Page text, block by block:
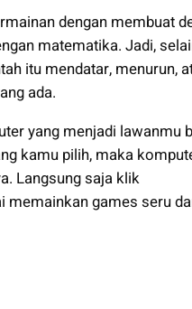
dengan membuat
matematika. Jadi,
itu mendatar, menurun,
ada.
yang menjadi lawanmu
kamu pilih, maka
Langsung saja klik
memainkan games seru